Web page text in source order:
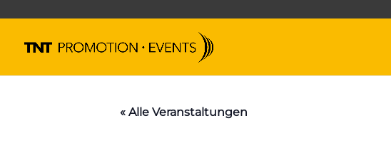
« Alle Veranstaltungen